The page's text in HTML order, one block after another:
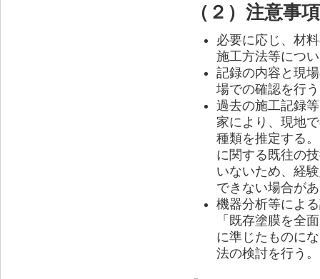
（２）注意事
必要に応じ、材
施工方法等につ
記録の内容と現
場での確認を行
過去の施工記録
家により、現地
種類を推定する
に関する既往の
いないため、経
できない場合が
機器分析等によ
「既存塗膜を全
に準じたものに
法の検討を行う。